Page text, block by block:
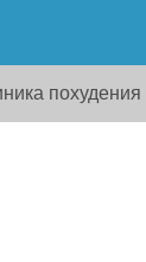
похудения